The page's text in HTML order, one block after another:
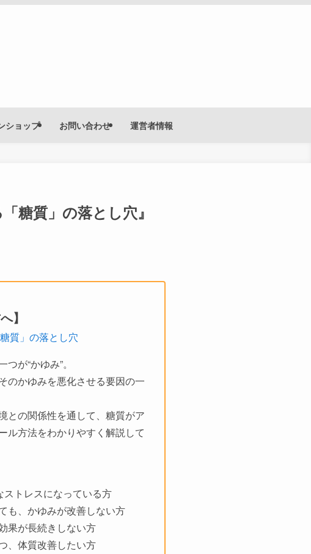
ショップ お問い合わせ 運営者情報
糖質」の落とし穴』
】
質」の落とし穴
が“かゆみ”。
のかゆみを悪化させる要因の一
との関係性を通して、糖質がア
ル方法をわかりやすく解説して
ストレスになっている方
も、かゆみが改善しない方
果が長続きしない方
、体質改善したい方